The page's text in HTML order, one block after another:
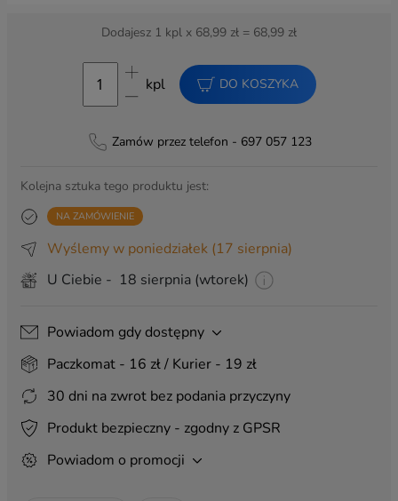
ZAWIESZKI:
Komplet 5
pięknych zawieszek
(+ 9,99 zł)
Kolejna sztuka tego produktu jest:
NA ZAMÓWIENIE
Wyślemy w poniedziałek (17 sierpnia)
U Ciebie - 18 sierpnia (wtorek)
Powiadom gdy dostępny
Paczkomat - 16 zł / Kurier - 19 zł
30 dni na zwrot bez podania przyczyny
Produkt bezpieczny - zgodny z GPSR
Powiadom o promocji
Dodajesz 1 kpl x 68,99 zł = 68,99 zł
kpl DO KOSZYKA
Zamów przez telefon - 697 057 123